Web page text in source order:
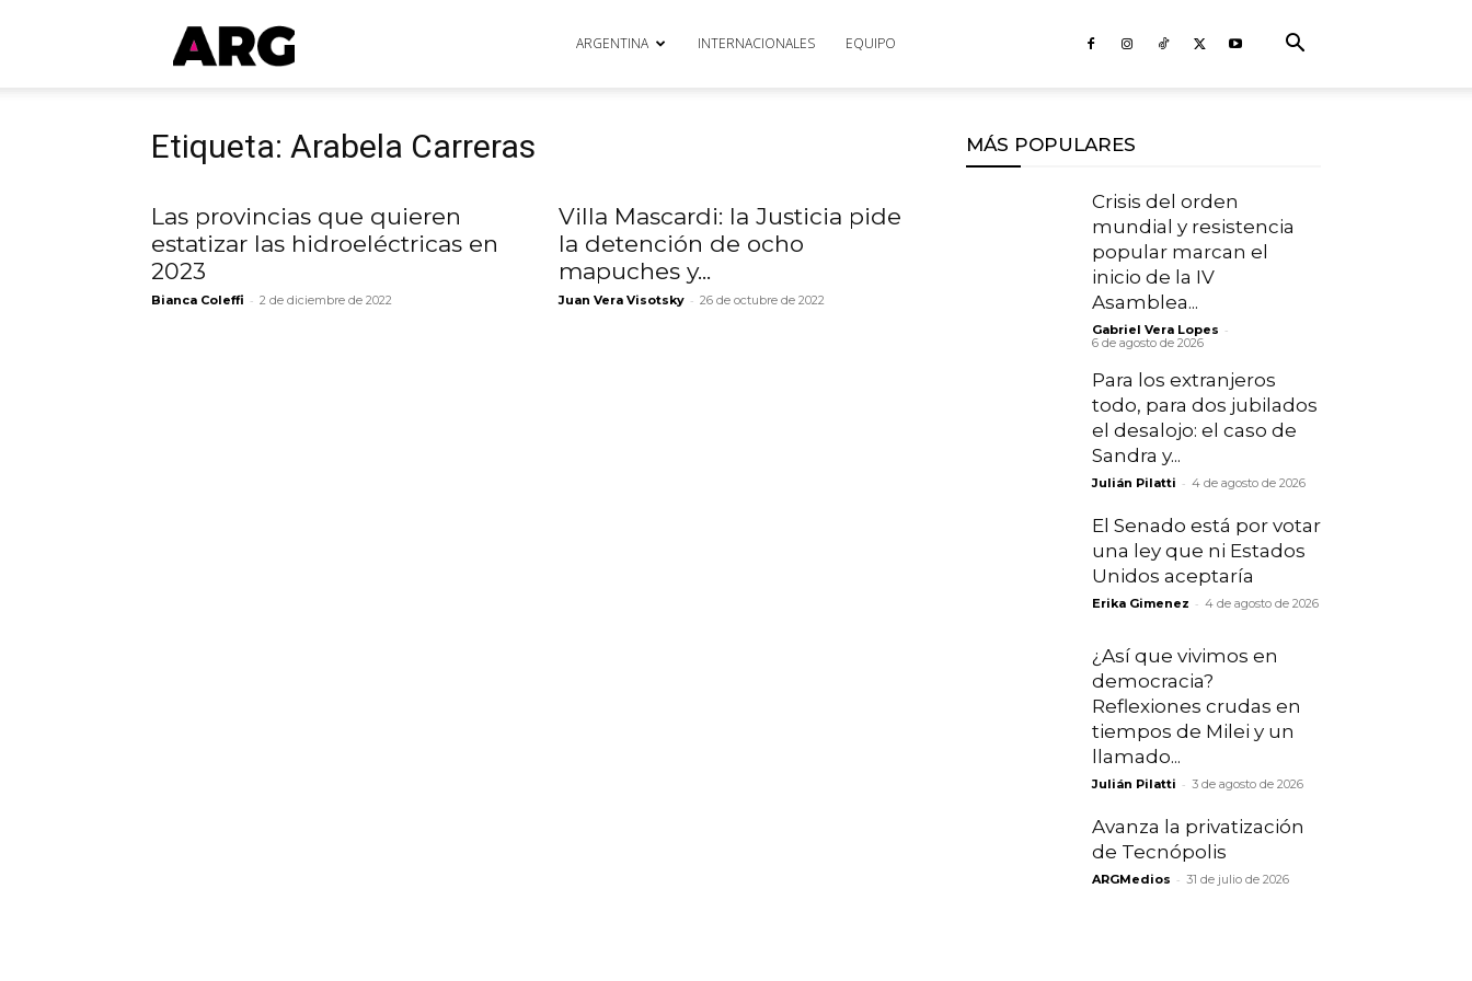
ARGmedios ARGENTINA INTERNACIONALES EQUIPO
Etiqueta: Arabela Carreras
Las provincias que quieren
estatizar las hidroeléctricas en
2023
Bianca Coleffi - 2 de diciembre de 2022
Villa Mascardi: la Justicia pide
la detención de ocho
mapuches y...
Juan Vera Visotsky - 26 de octubre de 2022
MÁS POPULARES
Crisis del orden
mundial y resistencia
popular marcan el
inicio de la IV
Asamblea...
Gabriel Vera Lopes -
6 de agosto de 2026
Para los extranjeros
todo, para dos jubilados
el desalojo: el caso de
Sandra y...
Julián Pilatti - 4 de agosto de 2026
El Senado está por votar
una ley que ni Estados
Unidos aceptaría
Erika Gimenez - 4 de agosto de 2026
¿Así que vivimos en
democracia?
Reflexiones crudas en
tiempos de Milei y un
llamado...
Julián Pilatti - 3 de agosto de 2026
Avanza la privatización
de Tecnópolis
ARGMedios - 31 de julio de 2026